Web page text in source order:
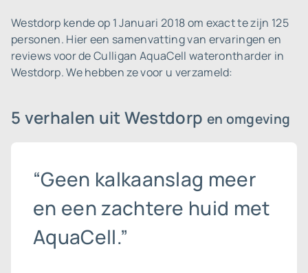
Westdorp kende op 1 Januari 2018 om exact te zijn 125
personen. Hier een samenvatting van ervaringen en
reviews voor de Culligan AquaCell waterontharder in
Westdorp. We hebben ze voor u verzameld:
5 verhalen uit Westdorp en omgeving
“Geen kalkaanslag meer
en een zachtere huid met
AquaCell.”